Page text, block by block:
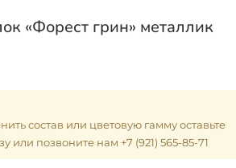
«Форест грин» металлик
состав или цветовую гамму оставьте
или позвоните нам +7 (921) 565-85-71